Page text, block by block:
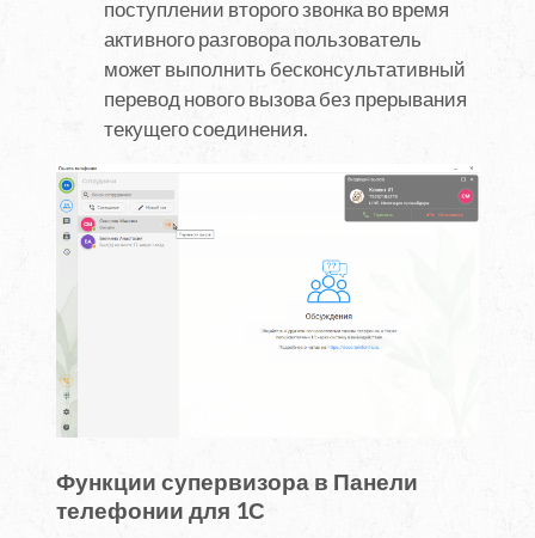
поступлении второго звонка во время
активного разговора пользователь
может выполнить бесконсультативный
перевод нового вызова без прерывания
текущего соединения.
Функции супервизора в Панели
телефонии для 1С